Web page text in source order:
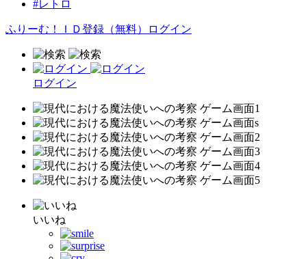
#レトロ
ふりーむ！ＩＤ登録（無料） ログイン
ログイン
いいね